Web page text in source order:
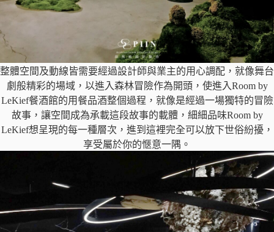
整體空間及動線皆需要經過設計師與業主的用心調配，就像舞台
劇般精彩的場域，以進入森林冒險作為開頭，使進入Room by
LeKief餐酒館的用餐品酒整個過程，就像是經過一場獨特的冒險
故事，讓空間成為承載這段故事的載體，細細品味Room by
LeKief想呈現的每一種層次，進到這裡完全可以放下世俗紛擾，
享受屬於你的愜意一隅。